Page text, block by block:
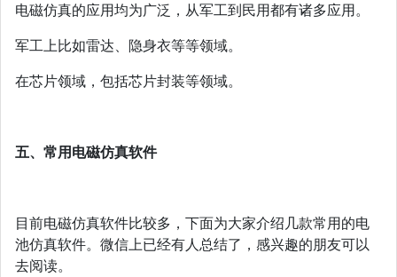
电磁仿真的应用均为广泛，从军工到民用都有诸多应用。
军工上比如雷达、隐身衣等等领域。
在芯片领域，包括芯片封装等领域。
五、常用电磁仿真软件
目前电磁仿真软件比较多，下面为大家介绍几款常用的电
池仿真软件。微信上已经有人总结了，感兴趣的朋友可以
去阅读。